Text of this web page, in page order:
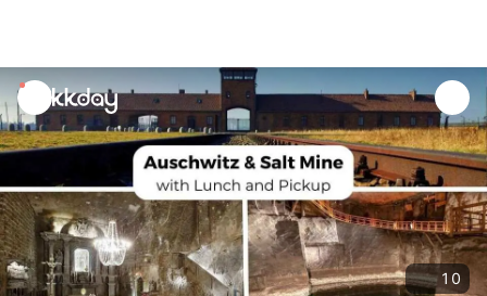
unread
notifications
10